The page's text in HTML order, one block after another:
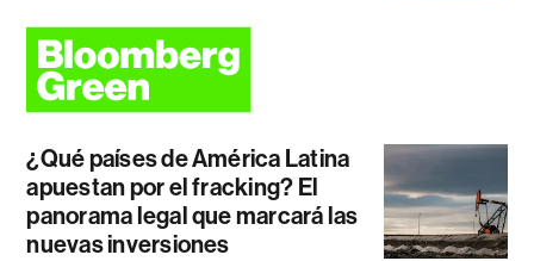
¿Qué países de América Latina
apuestan por el fracking? El
panorama legal que marcará las
nuevas inversiones